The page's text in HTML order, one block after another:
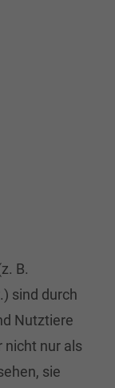
B.
sind durch
Nutztiere
nicht nur als
sie